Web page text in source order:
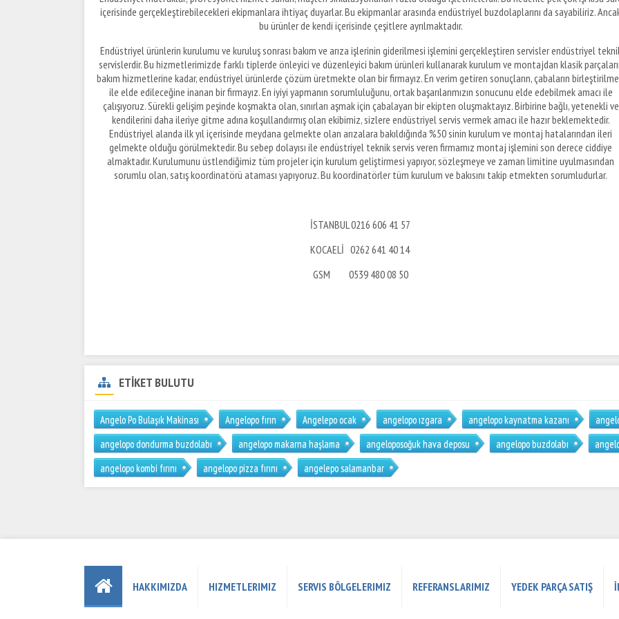
içerisinde gerçekleştirebilecekleri ekipmanlara ihtiyaç duyarlar. Bu ekipmanlar arasında endüstriyel buzdolaplarını da sayabiliriz.
bu ürünler de kendi içerisinde çeşitlere ayrılmaktadır.
Endüstriyel ürünlerin kurulumu ve kuruluş sonrası bakım ve arıza işlerinin giderilmesi işlemini gerçekleştiren servisler endüstriyel
servislerdir. Bu hizmetlerimizde farklı tiplerde önleyici ve düzenleyici bakım ürünleri kullanarak kurulum ve montajdan klasik
bakım hizmetlerine kadar, endüstriyel ürünlerde çözüm üretmekte olan bir firmayız. En verim getiren sonuçların, çabaların
ile elde edileceğine inanan bir firmayız. En iyiyi yapmanın sorumluluğunu, ortak başarılarımızın sonucunu elde edebilmek amacı ile
çalışıyoruz. Sürekli gelişim peşinde koşmakta olan, sınırları aşmak için çabalayan bir ekipten oluşmaktayız. Birbirine bağlı, yetenekli ve
kendilerini daha ileriye gitme adına koşullandırmış olan ekibimiz, sizlere endüstriyel servis vermek amacı ile hazır beklemektedir.
Endüstriyel alanda ilk yıl içerisinde meydana gelmekte olan arızalara bakıldığında %50 sinin kurulum ve montaj hatalarından ileri
gelmekte olduğu görülmektedir. Bu sebep dolayısı ile endüstriyel teknik servis veren firmamız montaj işlemini son derece ciddiye
almaktadır. Kurulumunu üstlendiğimiz tüm projeler için kurulum geliştirmesi yapıyor, sözleşmeye ve zaman limitine uyulmasından
sorumlu olan, satış koordinatörü ataması yapıyoruz. Bu koordinatörler tüm kurulum ve bakısını takip etmekten sorumludurlar.
İSTANBUL 0216 606 41 57
KOCAELİ 0262 641 40 14
GSM 0539 480 08 50
ETİKET BULUTU
Angelo Po Bulaşık Makinası Angelopo fırın Angelepo ocak angelopo ızgara angelopo kaynatma kazanı
angelopo dondurma buzdolabı
angelopo makarna haşlama angeloposoğuk hava deposu angelopo buzdolabı
angelopo kombi fırını
angelopo pizza fırını angelepo salamanbar
HAKKIMIZDA HIZMETLERIMIZ SERVIS BÖLGELERIMIZ REFERANSLARIMIZ YEDEK PARÇA SATIŞ